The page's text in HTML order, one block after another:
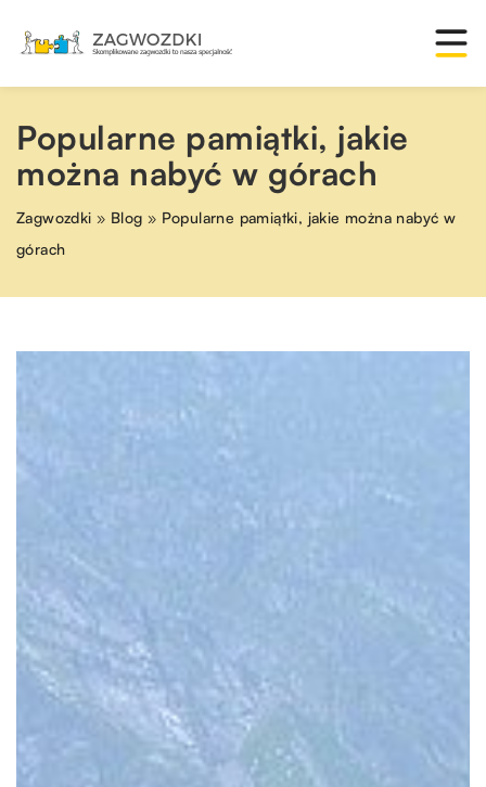
Popularne pamiątki, jakie
można nabyć w górach
Zagwozdki » Blog » Popularne pamiątki, jakie można nabyć w
górach